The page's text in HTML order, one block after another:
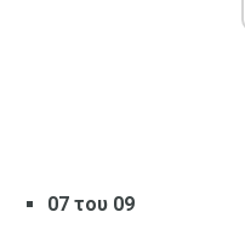
07 του 09